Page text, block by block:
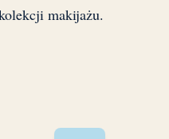
makijażu.